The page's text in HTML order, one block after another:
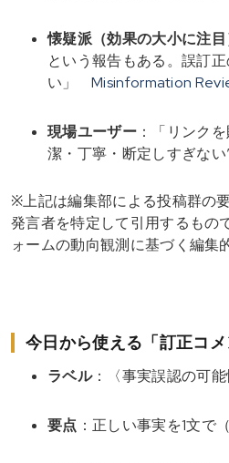
懐疑派（効果の大小に注目
という報告もある。誤訂
い」
Misinformation
現場ユーザー：「リンク
潔・丁寧・断定しすぎない
※上記は編集部による投稿群の
発言者を特定して引用するもの
ォームの動向観測に基づく編集
今日から使える「訂正コ
ラベル：〈事実誤認の可
要点 ：正しい事実を1文で